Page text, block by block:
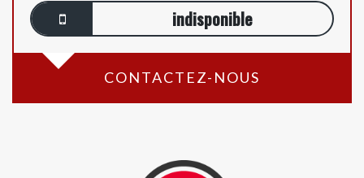
indisponible
CONTACTEZ-NOUS